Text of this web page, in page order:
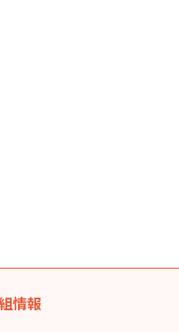
情報